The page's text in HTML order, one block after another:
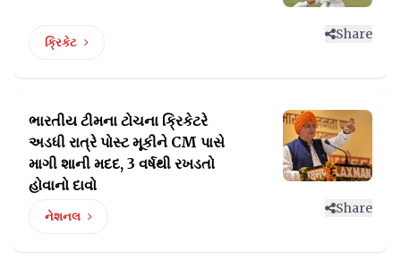
ક્રિકેટ
Share
ભારતીય ટીમના ટોચના ક્રિકેટરે
અડધી રાત્રે પોસ્ટ મૂકીને CM પાસે
માગી શાની મદદ, 3 વર્ષથી રખડતો
હોવાનો દાવો
નેશનલ
Share